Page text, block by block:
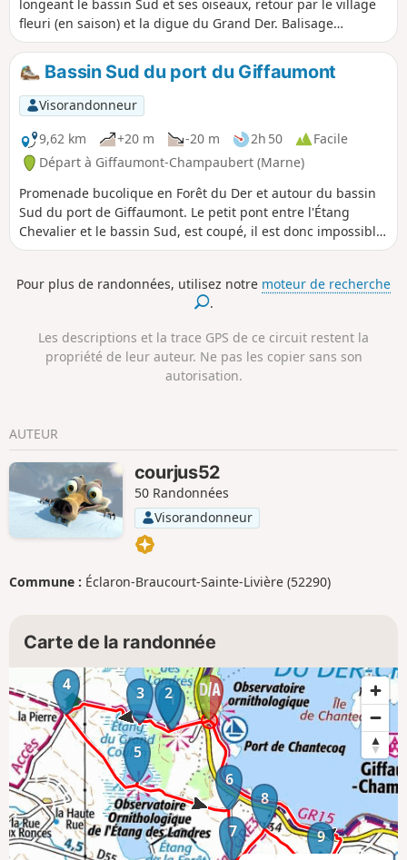
longeant le bassin Sud et ses oiseaux, retour par le village
fleuri (en saison) et la digue du Grand Der. Balisage
Jaune/Noir et Jaune/Bleu.
Bassin Sud du port du Giffaumont
Visorandonneur
9,62 km
+20 m -20 m 2h 50
Facile
Départ à Giffaumont-Champaubert (Marne)
Promenade bucolique en Forêt du Der et autour du bassin
Sud du port de Giffaumont. Le petit pont entre l'Étang
Chevalier et le bassin Sud, est coupé, il est donc impossible
de traverser, ce qui modifie le circuit original.
Pour plus de randonnées, utilisez notre moteur de recherche
.
Les descriptions et la trace GPS de ce circuit restent la
propriété de leur auteur. Ne pas les copier sans son
autorisation.
AUTEUR
courjus52
50 Randonnées
Visorandonneur
Commune : Éclaron-Braucourt-Sainte-Livière (52290)
Carte de la randonnée
1
2
3
4
5
6
7
8
9